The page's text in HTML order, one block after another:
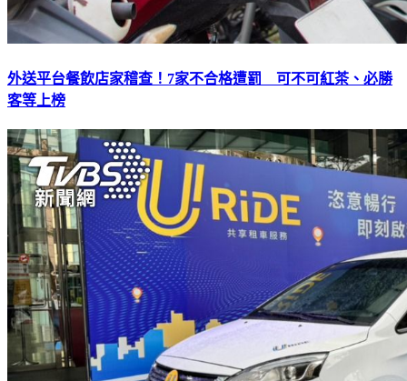
外送平台餐飲店家稽查！7家不合格遭罰 可不可紅茶、必勝
客等上榜